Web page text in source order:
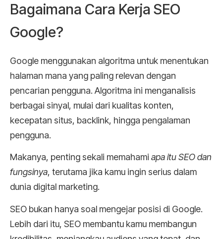
Bagaimana Cara Kerja SEO
Google?
Google menggunakan algoritma untuk menentukan
halaman mana yang paling relevan dengan
pencarian pengguna. Algoritma ini menganalisis
berbagai sinyal, mulai dari kualitas konten,
kecepatan situs, backlink, hingga pengalaman
pengguna.
Makanya, penting sekali memahami apa itu SEO dan
fungsinya, terutama jika kamu ingin serius dalam
dunia digital marketing.
SEO bukan hanya soal mengejar posisi di Google.
Lebih dari itu, SEO membantu kamu membangun